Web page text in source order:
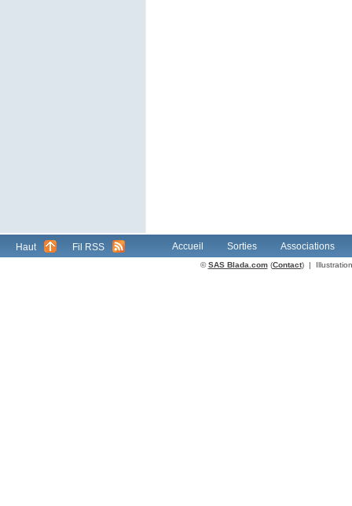
Haut Fil RSS Accueil Sorties Associations
©SAS Blada.com(Contact) |